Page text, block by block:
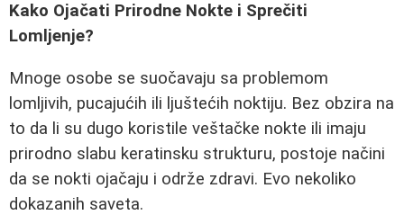
Kako Ojačati Prirodne Nokte i Sprečiti
Lomljenje?
Mnoge osobe se suočavaju sa problemom
lomljivih, pucajućih ili ljuštećih noktiju. Bez obzira na
to da li su dugo koristile veštačke nokte ili imaju
prirodno slabu keratinsku strukturu, postoje načini
da se nokti ojačaju i održe zdravi. Evo nekoliko
dokazanih saveta.